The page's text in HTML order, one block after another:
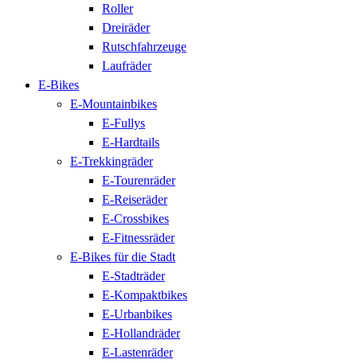
Roller
Dreiräder
Rutschfahrzeuge
Laufräder
E-Bikes
E-Mountainbikes
E-Fullys
E-Hardtails
E-Trekkingräder
E-Tourenräder
E-Reiseräder
E-Crossbikes
E-Fitnessräder
E-Bikes für die Stadt
E-Stadträder
E-Kompaktbikes
E-Urbanbikes
E-Hollandräder
E-Lastenräder